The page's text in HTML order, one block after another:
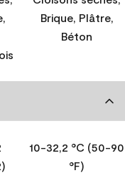
Brique, Plâtre,
Béton
10-32,2 °C (50-90
°F)